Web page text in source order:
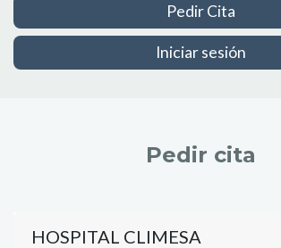
Pedir Cita
Iniciar sesión
Pedir cita
HOSPITAL CLIMESA